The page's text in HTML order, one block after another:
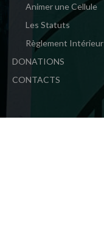
Animer une Cellule
Les Statuts
Règlement Intérieur
DONATIONS
CONTACTS